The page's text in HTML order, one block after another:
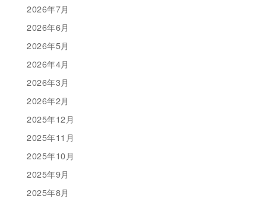
2026年7月
2026年6月
2026年5月
2026年4月
2026年3月
2026年2月
2025年12月
2025年11月
2025年10月
2025年9月
2025年8月